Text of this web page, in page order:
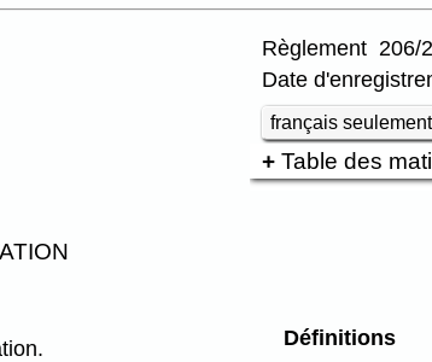
Règlement 206/
Date
français seulement
Table des
Définitions